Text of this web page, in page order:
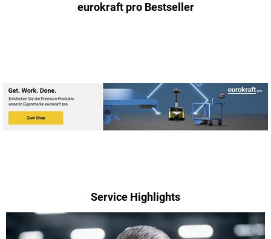
eurokraft pro Bestseller
Service Highlights